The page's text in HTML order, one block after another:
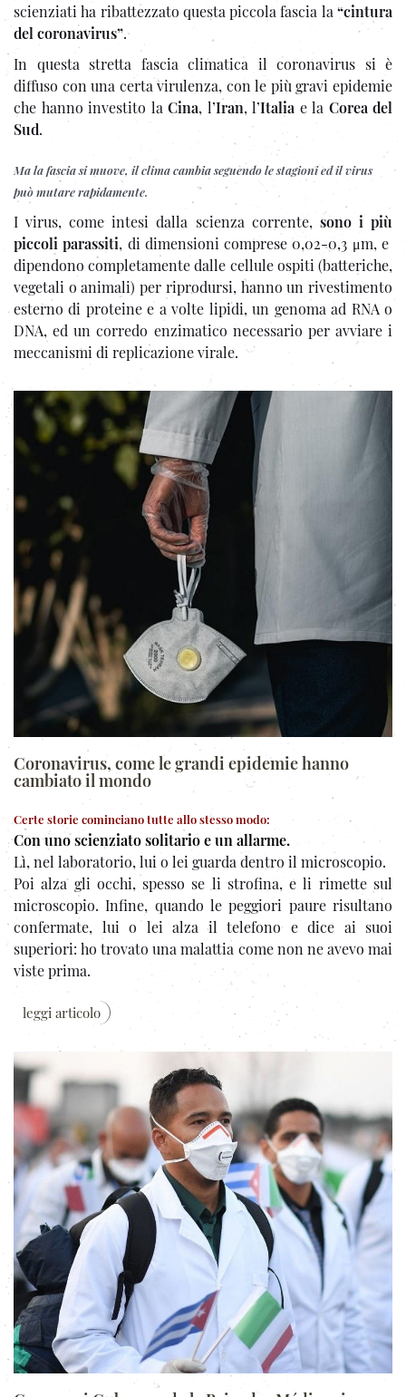
scienziati ha ribattezzato questa piccola fascia la “cintura
del coronavirus”.
In questa stretta fascia climatica il coronavirus si è
diffuso con una certa virulenza, con le più gravi epidemie
che hanno investito la Cina, l’Iran, l’Italia e la Corea del
Sud.
Ma la fascia si muove, il clima cambia seguendo le stagioni ed il virus
può mutare rapidamente.
I virus, come intesi dalla scienza corrente, sono i più
piccoli parassiti, di dimensioni comprese 0,02-0,3 μm, e
dipendono completamente dalle cellule ospiti (batteriche,
vegetali o animali) per riprodursi, hanno un rivestimento
esterno di proteine e a volte lipidi, un genoma ad RNA o
DNA, ed un corredo enzimatico necessario per avviare i
meccanismi di replicazione virale.
Coronavirus, come le grandi epidemie hanno
cambiato il mondo
Certe storie cominciano tutte allo stesso modo:
Con uno scienziato solitario e un allarme.
Lì, nel laboratorio, lui o lei guarda dentro il microscopio.
Poi alza gli occhi, spesso se li strofina, e li rimette sul
microscopio. Infine, quando le peggiori paure risultano
confermate, lui o lei alza il telefono e dice ai suoi
superiori: ho trovato una malattia come non ne avevo mai
viste prima.
leggi articolo